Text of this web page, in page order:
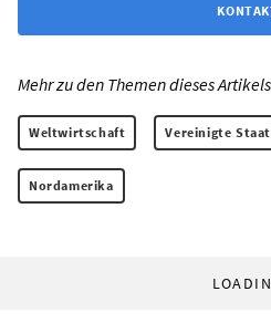
Mehr zu den Themen dieses
Weltwirtschaft Vereinigte
Nordamerika